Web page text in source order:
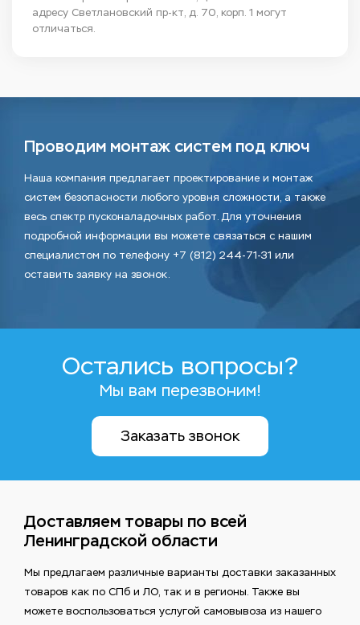
адресу Светлановский пр-кт, д. 70, корп. 1 могут
отличаться.
Проводим монтаж систем под ключ
Наша компания предлагает проектирование и монтаж
систем безопасности любого уровня сложности, а также
весь спектр пусконаладочных работ. Для уточнения
подробной информации вы можете связаться с нашим
специалистом по телефону +7 (812) 244-71-31 или
оставить заявку на звонок.
Остались вопросы?
Мы вам перезвоним!
Заказать звонок
Доставляем товары по всей
Ленинградской области
Мы предлагаем различные варианты доставки заказанных
товаров как по СПб и ЛО, так и в регионы. Также вы
можете воспользоваться услугой самовывоза из нашего